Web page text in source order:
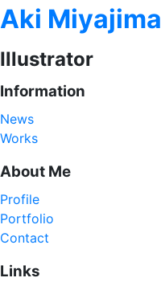
Aki Miyajima
Illustrator
Information
News
Works
About Me
Profile
Portfolio
Contact
Links